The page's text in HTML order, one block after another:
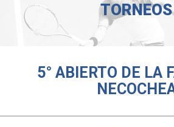
TORNEOS
5° ABIERTO DE LA